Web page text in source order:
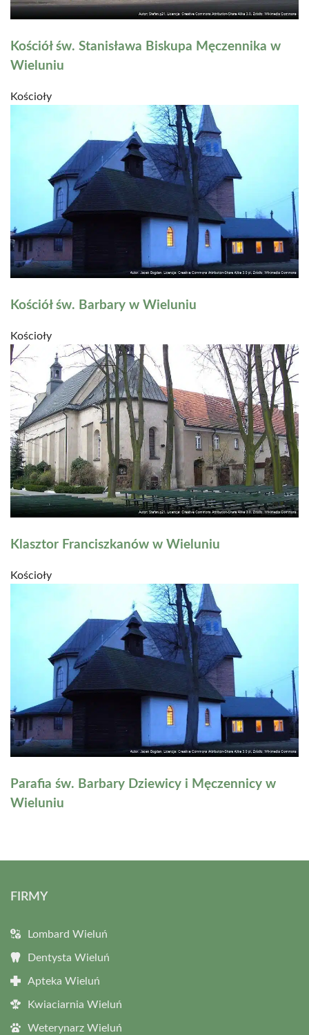
Kościół św. Stanisława Biskupa Męczennika w
Wieluniu
Kościoły
Kościół św. Barbary w Wieluniu
Kościoły
Klasztor Franciszkanów w Wieluniu
Kościoły
Parafia św. Barbary Dziewicy i Męczennicy w
Wieluniu
FIRMY
Lombard Wieluń
Dentysta Wieluń
Apteka Wieluń
Kwiaciarnia Wieluń
Weterynarz Wieluń